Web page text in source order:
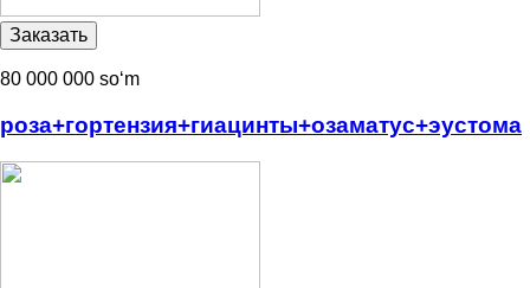
80 000 000 soʻm
роза+гортензия+гиацинты+озаматус+эустома